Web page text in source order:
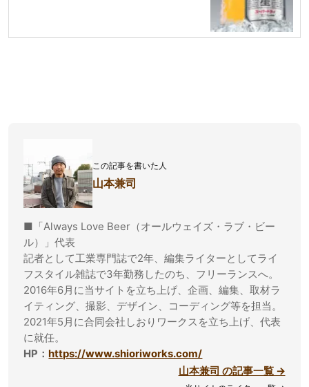
この記事を書いた人
山本兼司
■「Always Love Beer（オールウェイズ・ラブ・ビー
ル）」代表
記者として工業専門誌で2年、編集ライターとしてライ
フスタイル雑誌で3年勤務したのち、フリーランスへ。
2016年6月に当サイトを立ち上げ、企画、編集、取材ラ
イティング、撮影、デザイン、コーディング等を担当。
2021年5月に合同会社しおりワークスを立ち上げ、代表
に就任。
HP：https://www.shioriworks.com/
山本兼司 の記事一覧 →